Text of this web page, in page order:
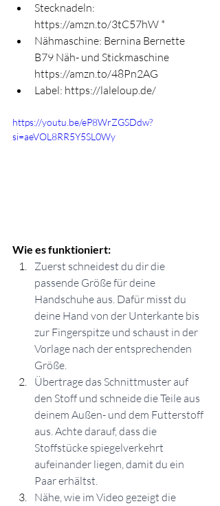
Stecknadeln:
https://amzn.to/3tC57hW *
Nähmaschine: Bernina Bernette
B79 Näh- und Stickmaschine
https://amzn.to/48Pn2AG
Label: https://laleloup.de/
https://youtu.be/eP8WrZGSDdw?
si=aeVOL8RR5Y5SL0Wy
Wie es funktioniert:
Zuerst schneidest du dir die
passende Größe für deine
Handschuhe aus. Dafür misst du
deine Hand von der Unterkante bis
zur Fingerspitze und schaust in der
Vorlage nach der entsprechenden
Größe.
Übertrage das Schnittmuster auf
den Stoff und schneide die Teile aus
deinem Außen- und dem Futterstoff
aus. Achte darauf, dass die
Stoffstücke spiegelverkehrt
aufeinander liegen, damit du ein
Paar erhältst.
Nähe, wie im Video gezeigt die